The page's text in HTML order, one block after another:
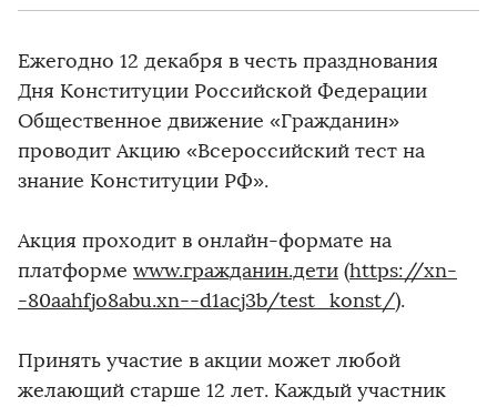
Ежегодно 12 декабря в честь празднования
Дня Конституции Российской Федерации
Общественное движение «Гражданин»
проводит Акцию «Всероссийский тест на
знание Конституции РФ».
Акция проходит в онлайн-формате на
платформе www.гражданин.дети (https://xn-
-80aahfjo8abu.xn--d1acj3b/test_konst/).
Принять участие в акции может любой
желающий старше 12 лет. Каждый участник